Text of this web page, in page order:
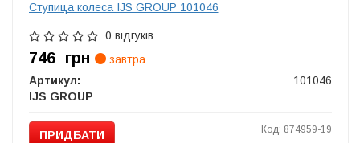
Ступица колеса IJS GROUP 101046
0 відгуків
746 грн
завтра
Артикул:
101046
IJS GROUP
ПРИДБАТИ Код: 874959-19